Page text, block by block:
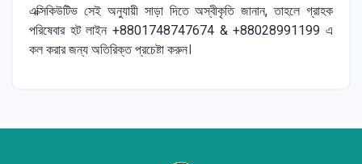
এক্সিকিউটিভ সেই অনুযায়ী সাড়া দিতে অস্বীকৃতি জানান, তাহলে গ্রাহক
পরিষেবার হট লাইন +8801748747674 & +88028991199 এ
কল করার জন্য অতিরিক্ত প্রচেষ্টা করুন।